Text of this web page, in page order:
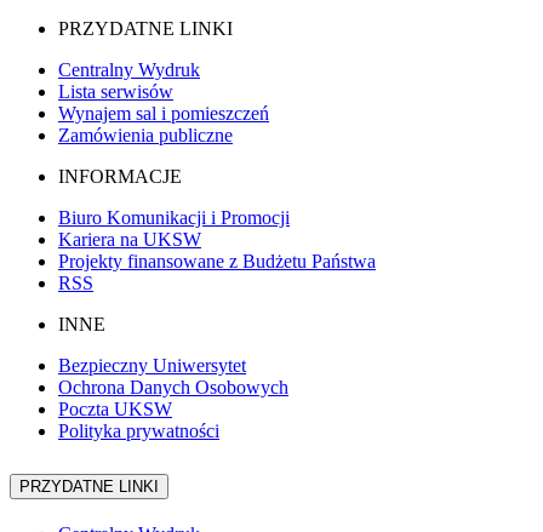
PRZYDATNE LINKI
Centralny Wydruk
Lista serwisów
Wynajem sal i pomieszczeń
Zamówienia publiczne
INFORMACJE
Biuro Komunikacji i Promocji
Kariera na UKSW
Projekty finansowane z Budżetu Państwa
RSS
INNE
Bezpieczny Uniwersytet
Ochrona Danych Osobowych
Poczta UKSW
Polityka prywatności
PRZYDATNE LINKI